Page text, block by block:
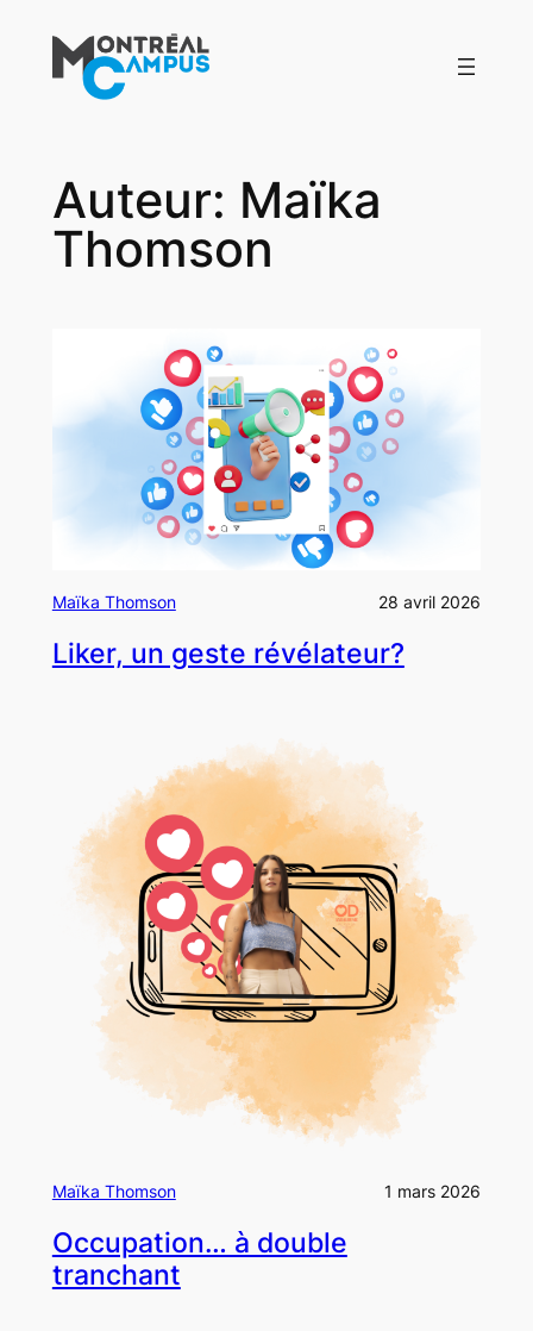
contenu
Auteur: Maïka
Thomson
Maïka Thomson 28 avril 2026
Liker, un geste révélateur?
Maïka Thomson 1 mars 2026
Occupation… à double
tranchant